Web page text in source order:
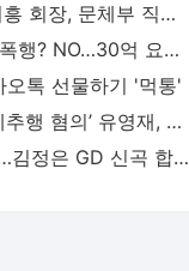
[단독] 반격 나선 이기흥 회장, 문체부 직무 정지에 가처분 제출
김병만 측 `전처 상습폭행? NO…30억 요구 중`
오톡 선물하기 '먹통'
‘선우은숙 친언니 강제추행 혐의’ 유영재, 첫 재판서 혐의 부인
'돼지드래곤 POWER'…김정은 GD 신곡 합성 영상 화제